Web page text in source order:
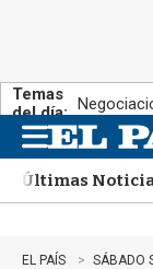
Temas
del día:
n
uÚltimas
EL PAÍS SÁBADO